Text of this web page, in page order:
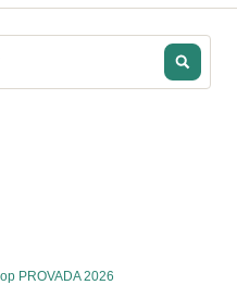
PROVADA 2026